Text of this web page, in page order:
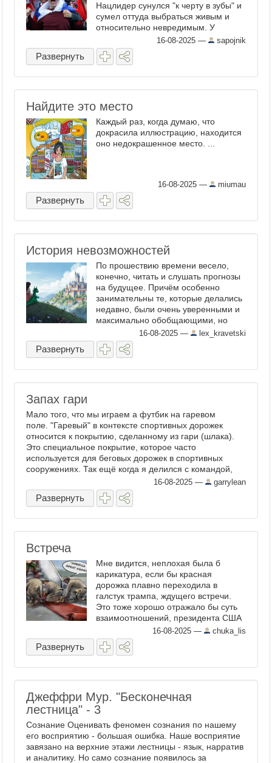
Нацлидер сунулся "к черту в зубы" и
сумел оттуда выбраться живым и
относительно невредимым. У
публики - эйфория. Хотя радоваться
тут нечему, честно говоря, да и что
за "успех" тут в ...
16-08-2025 — sapojnik
Развернуть
Найдите это место
Каждый раз, когда думаю, что
докрасила иллюстрацию, находится
оно недокрашенное место. ...
16-08-2025 — miumau
Развернуть
История невозможностей
По прошествию времени весело,
конечно, читать и слушать прогнозы
на будущее. Причём особенно
занимательны те, которые делались
недавно, были очень уверенными и
максимально обобщающими, но
зафейлились в кратчайшие сроки.
Например, недавно посмотрел
передачу, записанную примерно
16-08-2025 — lex_kravetski
Развернуть
Запах гари
Мало того, что мы играем а футбик на гаревом
поле. "Гаревый" в контексте спортивных дорожек
относится к покрытию, сделанному из гари (шлака).
Это специальное покрытие, которое часто
используется для беговых дорожек в спортивных
сооружениях. Так ещё когда я делился с командой,
16-08-2025 — garrylean
Развернуть
Встреча
Мне видится, неплохая была б
карикатура, если бы красная
дорожка плавно переходила в
галстук трампа, ждущего встречи.
Это тоже хорошо отражало бы суть
взаимоотношений, президента США
с российским преступником. Судя по
фото, трамп получил нагоняй от
куратора, и будет ...
16-08-2025 — chuka_lis
Развернуть
Джеффри Мур. "Бесконечная
лестница" - 3
Сознание Оценивать феномен сознания по нашему
его восприятию - большая ошибка. Наше восприятие
завязано на верхние этажи лестницы - язык, нарратив
и аналитику. Но само сознание появилось за